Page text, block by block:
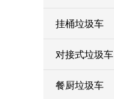
挂桶垃圾车
对接式垃圾车
餐厨垃圾车